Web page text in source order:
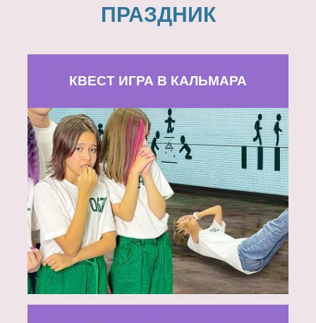
ПРАЗДНИК
КВЕСТ ИГРА В КАЛЬМАРА